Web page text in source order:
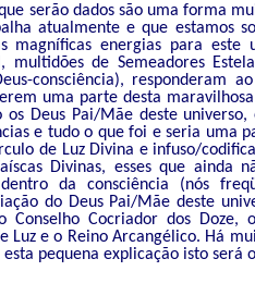
serão dados são uma forma
atualmente e que estamos
magníficas energias para este
de Semeadores
consciência), responderam
uma parte desta
Deus Pai/Mãe deste universo,
e tudo o que foi e seria uma
de Luz Divina e infuso/
Divinas, esses que ainda
da consciência (nós
do Deus Pai/Mãe deste
Cocriador dos Doze,
Luz e o Reino Arcangélico. Há
pequena explicação isto será